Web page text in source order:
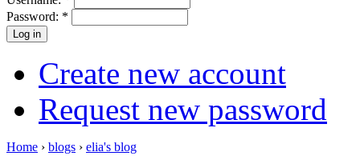
Password: *
Create new account
Request new password
Home › blogs › elia's blog